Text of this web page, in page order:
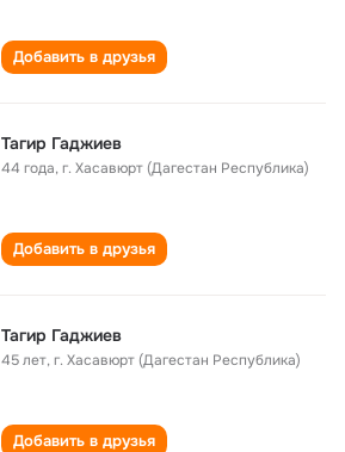
Добавить в друзья
Тагир Гаджиев
44 года,г. Хасавюрт (Дагестан Республика)
Добавить в друзья
Тагир Гаджиев
45 лет,г. Хасавюрт (Дагестан Республика)
Добавить в друзья